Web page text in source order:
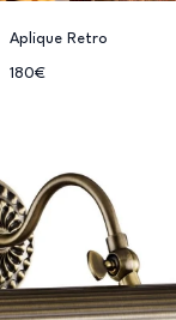
Aplique Retro
180€